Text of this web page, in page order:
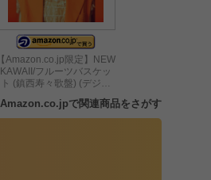
【Amazon.co.jp限定】NEW
KAWAII/フルーツバスケッ
ト (鎮西寿々歌盤) (デジ…
Amazon.co.jpで関連商品をさがす